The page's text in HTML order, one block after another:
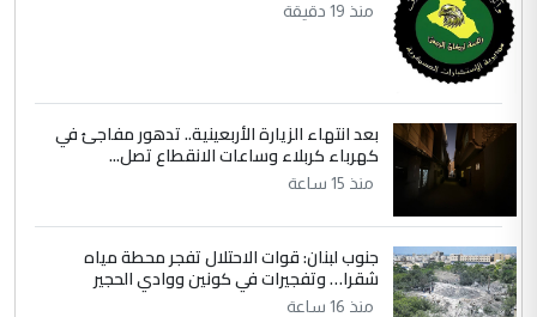
الموضوع :
مضجعيك يابن الزنا (نص كامل)
سردار
التعليق : واحد من عصابة علي ماما يسقط
جنسية الرافد الثالث للعراق ومن اصول عريقة
ابا فرات ...
الموضوع :الجواهري يرد على صدام حسين سل
مضجعيك يابن الزنا (نص كامل)
منذ 19 دقيقة
بعد انتهاء الزيارة الأربعينية.. تدهور مفاجئ في
كهرباء كربلاء وساعات الانقطاع تصل...
منذ 15 ساعة
جنوب لبنان: قوات الاحتلال تفجر محطة مياه
شقرا… وتفجيرات في كونين ووادي الحجير
منذ 16 ساعة